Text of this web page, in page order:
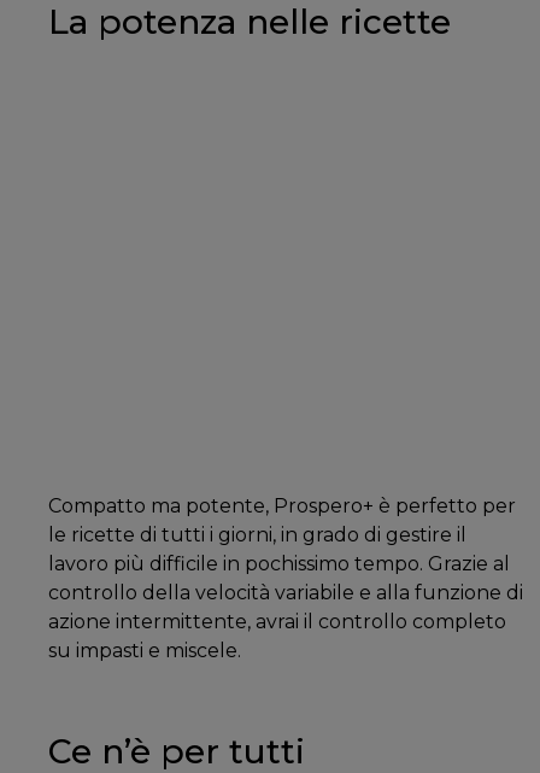
La potenza nelle ricette
Compatto ma potente, Prospero+ è perfetto per
le ricette di tutti i giorni, in grado di gestire il
lavoro più difficile in pochissimo tempo. Grazie al
controllo della velocità variabile e alla funzione di
azione intermittente, avrai il controllo completo
su impasti e miscele.
Ce n’è per tutti